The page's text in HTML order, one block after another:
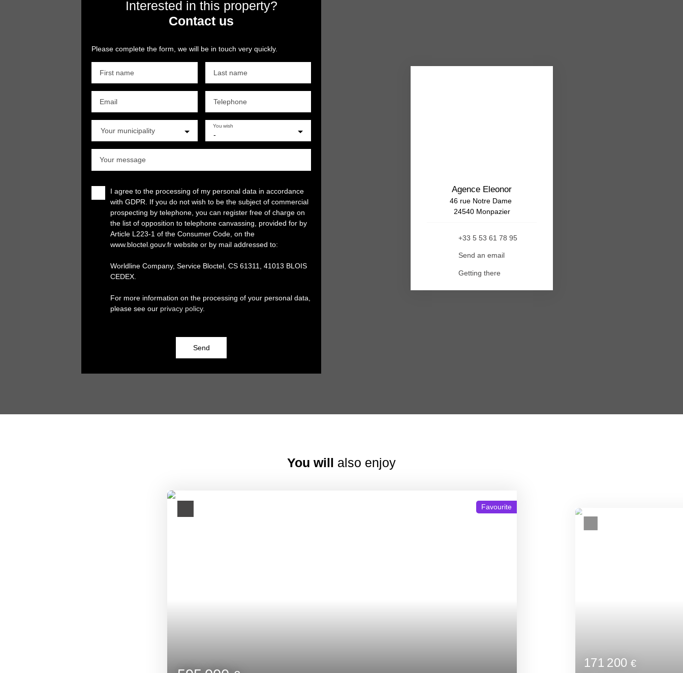
Interested in this property?
Contact us
Please complete the form, we will be in touch very quickly.
First name Last name
Email Telephone
Your municipality -
You wish
Your message
I agree to the processing of my personal data in accordance
with GDPR. If you do not wish to be the subject of commercial
prospecting by telephone, you can register free of charge on
the list of opposition to telephone canvassing, provided for by
Article L223-1 of the Consumer Code, on the
www.bloctel.gouv.fr website or by mail addressed to:
Worldline Company, Service Bloctel, CS 61311, 41013 BLOIS
CEDEX.
For more information on the processing of your personal data,
please see our privacy policy.
Send
Agence Eleonor
46 rue Notre Dame
24540 Monpazier
+33 5 53 61 78 95
Send an email
Getting there
You will also enjoy
264 000€